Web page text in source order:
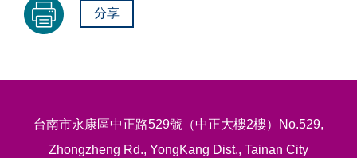
分享
台南市永康區中正路529號（中正大樓2樓）No.529,
Zhongzheng Rd., YongKang Dist., Tainan City